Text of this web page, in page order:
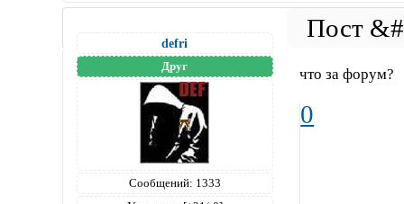
defri
Друг
Сообщений: 1333
что за форум?
0